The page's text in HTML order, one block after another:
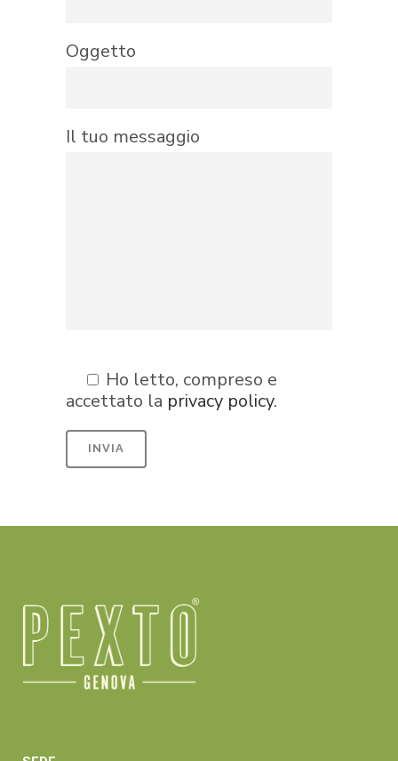
Oggetto
Il tuo messaggio
Ho letto, compreso e
accettato la privacy policy.